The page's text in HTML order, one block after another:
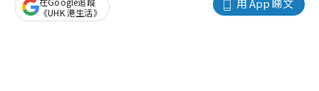
用 App 睇文
《UHK 港生活》